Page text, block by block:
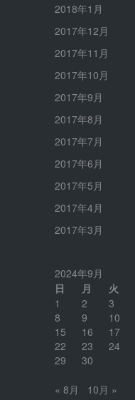
2018年1月
2017年12月
2017年11月
2017年10月
2017年9月
2017年8月
2017年7月
2017年6月
2017年5月
2017年4月
2017年3月
2024年9月
日
月 火
1
2 3
8
9 10
15
16 17
22
23 24
29
30
« 8月 10月 »